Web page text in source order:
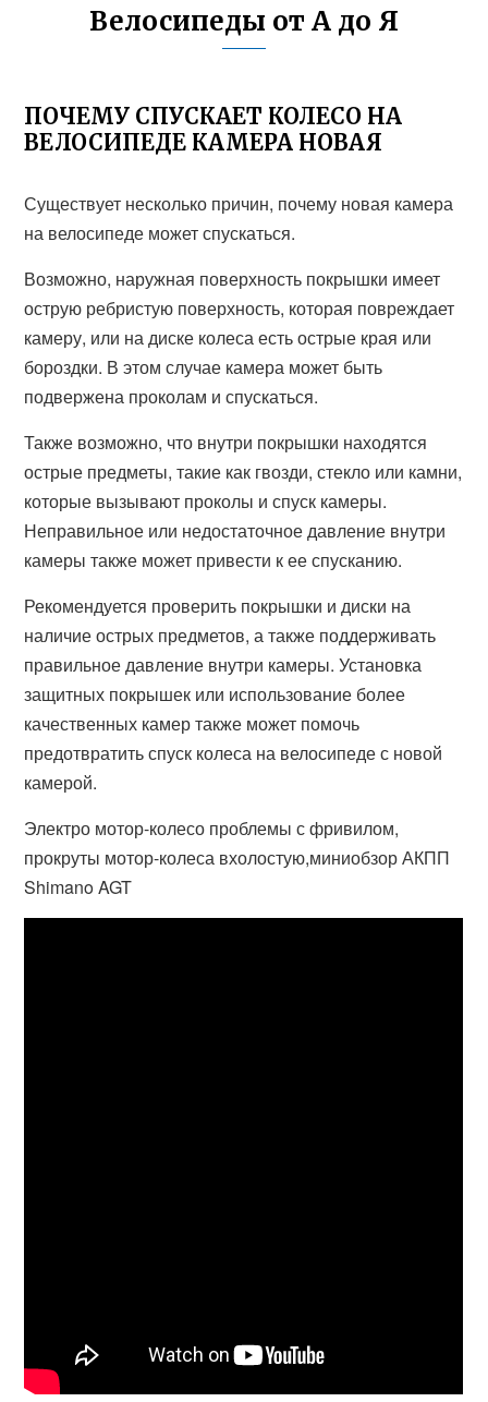
Велосипеды от А до Я
ПОЧЕМУ СПУСКАЕТ КОЛЕСО НА
ВЕЛОСИПЕДЕ КАМЕРА НОВАЯ
Существует несколько причин, почему новая камера
на велосипеде может спускаться.
Возможно, наружная поверхность покрышки имеет
острую ребристую поверхность, которая повреждает
камеру, или на диске колеса есть острые края или
бороздки. В этом случае камера может быть
подвержена проколам и спускаться.
Также возможно, что внутри покрышки находятся
острые предметы, такие как гвозди, стекло или камни,
которые вызывают проколы и спуск камеры.
Неправильное или недостаточное давление внутри
камеры также может привести к ее спусканию.
Рекомендуется проверить покрышки и диски на
наличие острых предметов, а также поддерживать
правильное давление внутри камеры. Установка
защитных покрышек или использование более
качественных камер также может помочь
предотвратить спуск колеса на велосипеде с новой
камерой.
Электро мотор-колесо проблемы с фривилом,
прокруты мотор-колеса вхолостую,миниобзор АКПП
Shimano AGT